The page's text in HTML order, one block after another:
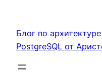
содержимому
Блог по
PostgreSQL от